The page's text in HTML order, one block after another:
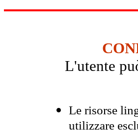
L'utente
Le risorse
utilizzare